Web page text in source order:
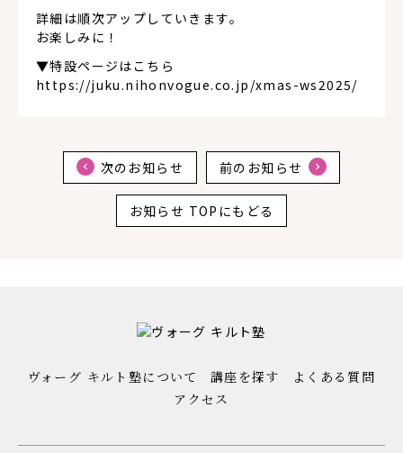
詳細は順次アップしていきます。
お楽しみに！
▼特設ページはこちら
https://juku.nihonvogue.co.jp/xmas-ws2025/
次のお知らせ 前のお知らせ
お知らせ TOPにもどる
ヴォーグ キルト塾について 講座を探す
よくある質問
アクセス